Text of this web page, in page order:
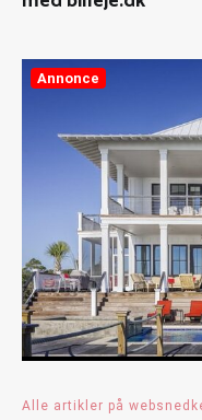
Annonce
Alle artikler på